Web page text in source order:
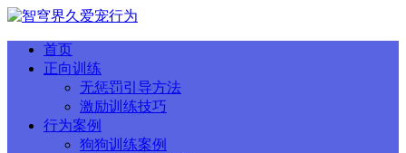
首页
正向训练
无惩罚引导方法
激励训练技巧
行为案例
狗狗训练案例